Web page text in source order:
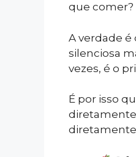
que comer?
A verdade
silenciosa
vezes, é o
É por isso
diretamente